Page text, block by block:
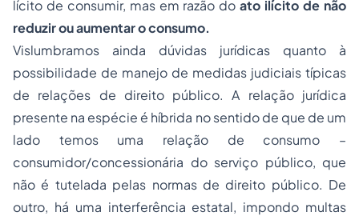
lícito de consumir, mas em razão doato ilícito de não
reduzir ou aumentar o consumo.
Vislumbramos ainda dúvidas jurídicas quanto à
possibilidade de manejo de medidas judiciais típicas
de relações de direito público. A relação jurídica
presente na espécie é híbrida no sentido de que de um
lado temos uma relação de consumo –
consumidor/concessionária do serviço público, que
não é tutelada pelas normas de direito público. De
outro, há uma interferência estatal, impondo multas